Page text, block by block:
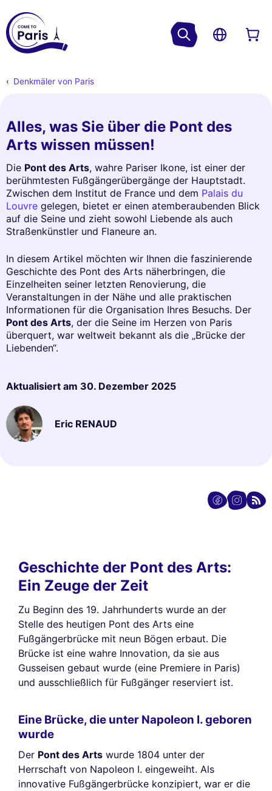
Denkmäler von Paris
Alles, was Sie über die Pont des
Arts wissen müssen!
Die Pont des Arts, wahre Pariser Ikone, ist einer der
berühmtesten Fußgängerübergänge der Hauptstadt.
Zwischen dem Institut de France und dem Palais du
Louvre gelegen, bietet er einen atemberaubenden Blick
auf die Seine und zieht sowohl Liebende als auch
Straßenkünstler und Flaneure an.
In diesem Artikel möchten wir Ihnen die faszinierende
Geschichte des Pont des Arts näherbringen, die
Einzelheiten seiner letzten Renovierung, die
Veranstaltungen in der Nähe und alle praktischen
Informationen für die Organisation Ihres Besuchs. Der
Pont des Arts, der die Seine im Herzen von Paris
überquert, war weltweit bekannt als die „Brücke der
Liebenden“.
Aktualisiert am 30. Dezember 2025
Eric RENAUD
Geschichte der Pont des Arts:
Ein Zeuge der Zeit
Zu Beginn des 19. Jahrhunderts wurde an der
Stelle des heutigen Pont des Arts eine
Fußgängerbrücke mit neun Bögen erbaut. Die
Brücke ist eine wahre Innovation, da sie aus
Gusseisen gebaut wurde (eine Premiere in Paris)
und ausschließlich für Fußgänger reserviert ist.
Eine Brücke, die unter Napoleon I. geboren
wurde
Der Pont des Arts wurde 1804 unter der
Herrschaft von Napoleon I. eingeweiht. Als
innovative Fußgängerbrücke konzipiert, war er die